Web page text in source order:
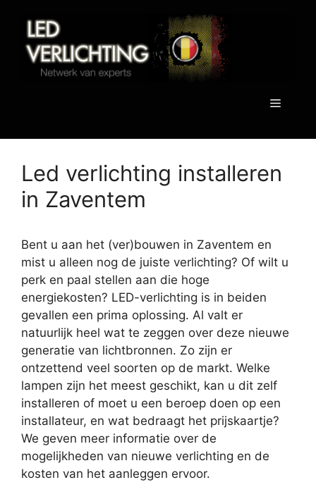
inhoud
Menu
Led verlichting installeren
in Zaventem
Bent u aan het (ver)bouwen in Zaventem en
mist u alleen nog de juiste verlichting? Of wilt u
perk en paal stellen aan die hoge
energiekosten? LED-verlichting is in beiden
gevallen een prima oplossing. Al valt er
natuurlijk heel wat te zeggen over deze nieuwe
generatie van lichtbronnen. Zo zijn er
ontzettend veel soorten op de markt. Welke
lampen zijn het meest geschikt, kan u dit zelf
installeren of moet u een beroep doen op een
installateur, en wat bedraagt het prijskaartje?
We geven meer informatie over de
mogelijkheden van nieuwe verlichting en de
kosten van het aanleggen ervoor.